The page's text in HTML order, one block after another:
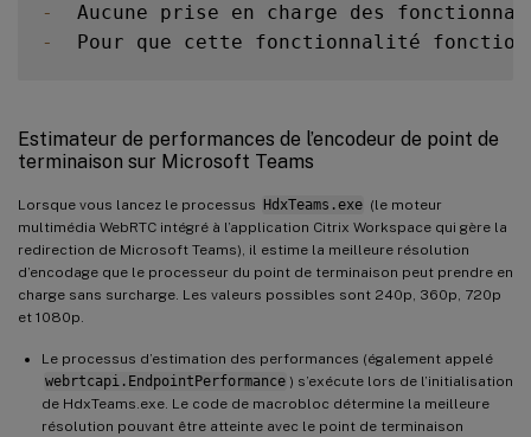
-
Aucune prise en charge des
-
Pour que cette fonctionnalité
Estimateur de performances de l’encodeur de point de
terminaison sur Microsoft Teams
Lorsque vous lancez le processus HdxTeams.exe (le moteur
multimédia WebRTC intégré à l’application Citrix Workspace qui gère la
redirection de Microsoft Teams), il estime la meilleure résolution
d’encodage que le processeur du point de terminaison peut prendre en
charge sans surcharge. Les valeurs possibles sont 240p, 360p, 720p
et 1080p.
Le processus d’estimation des performances (également appelé
webrtcapi.EndpointPerformance ) s’exécute lors de l’initialisation
de HdxTeams.exe. Le code de macrobloc détermine la meilleure
résolution pouvant être atteinte avec le point de terminaison